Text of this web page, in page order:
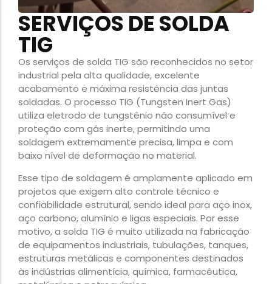
SERVIÇOS DE SOLDA
TIG
Os serviços de solda TIG são reconhecidos no setor
industrial pela alta qualidade, excelente
acabamento e máxima resistência das juntas
soldadas. O processo TIG (Tungsten Inert Gas)
utiliza eletrodo de tungstênio não consumível e
proteção com gás inerte, permitindo uma
soldagem extremamente precisa, limpa e com
baixo nível de deformação no material.
Esse tipo de soldagem é amplamente aplicado em
projetos que exigem alto controle técnico e
confiabilidade estrutural, sendo ideal para aço inox,
aço carbono, alumínio e ligas especiais. Por esse
motivo, a solda TIG é muito utilizada na fabricação
de equipamentos industriais, tubulações, tanques,
estruturas metálicas e componentes destinados
às indústrias alimentícia, química, farmacêutica,